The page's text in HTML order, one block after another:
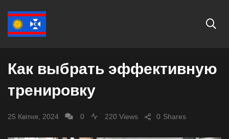
ЗДОРОВ'Я
Как выбрать эффективную
тренировку
25 Квітня, 2024 0 220 Views Shares
0